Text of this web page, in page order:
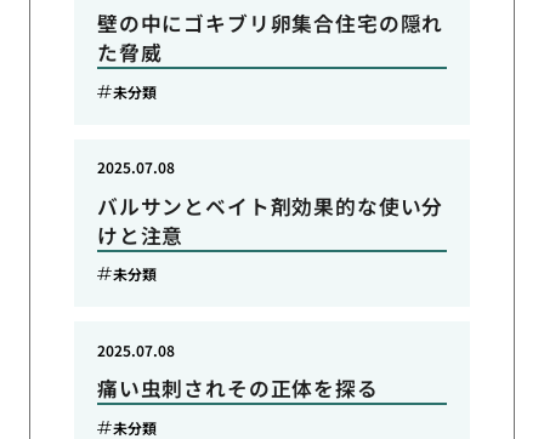
壁の中にゴキブリ卵集合住宅の隠れ
た脅威
未分類
バルサンとベイト剤効果的な使い分
けと注意
2025.07.08
未分類
痛い虫刺されその正体を探る
2025.07.08
未分類